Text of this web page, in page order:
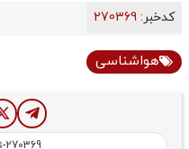
کدخبر:
هواشناسی